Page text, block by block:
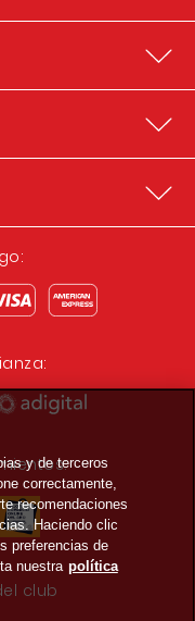
club
y de terceros
correctamente,
recomendaciones
Haciendo clic
preferencias de
nuestra política